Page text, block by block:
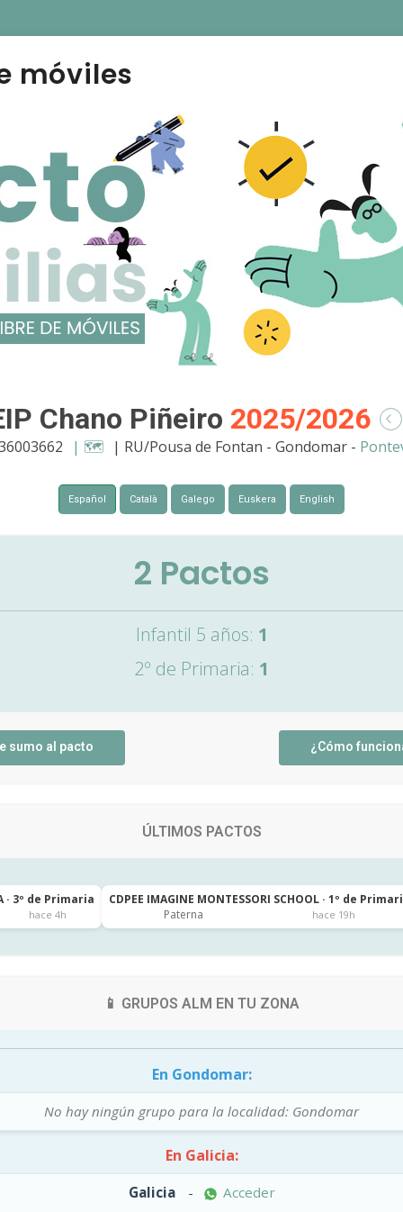
móviles
Chano Piñeiro 2025/2026
| 🗺️ | RU/Pousa de Fontan - Gondomar -
Español Català Galego Euskera English
2 Pactos
Infantil 5 años: 1
2º de Primaria: 1
sumo al pacto ¿Cómo
ÚLTIMOS PACTOS
· 3º de Primaria
hace 4h
CDPEE IMAGINE MONTESSORI SCHOOL · 1º de
Paterna
hace 19h
📱 GRUPOS ALM EN TU ZONA
En Gondomar:
No hay ningún grupo para la localidad: Gondomar
En Galicia:
Galicia - Acceder